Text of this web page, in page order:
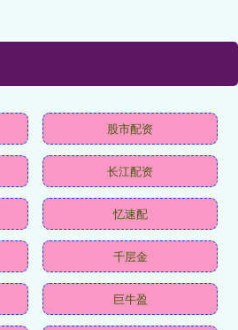
股市配资
长江配资
忆速配
千层金
巨牛盈